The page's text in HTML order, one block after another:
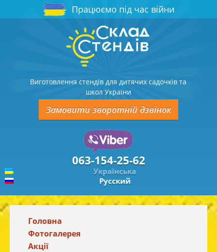
Працюємо під час війни
Виготовлення стендів для дитячих садочків та
школ України
Замовити зворотній дзвінок
063-154-25-62
Українська
Русский
Головна
Фотогалерея
Акції